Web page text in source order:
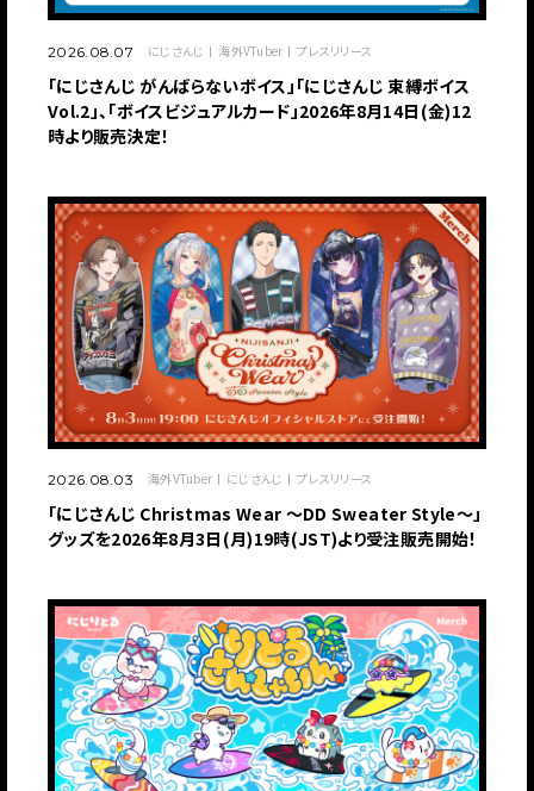
2026.08.07 にじさんじ 海外VTuber プレスリリース
「にじさんじ がんばらないボイス」「にじさんじ 束縛ボイス
Vol.2」、「ボイスビジュアルカード」2026年8月14日(金)12
時より販売決定！
2026.08.03 海外VTuber にじさんじ プレスリリース
「にじさんじ Christmas Wear 〜DD Sweater Style〜」
グッズを2026年8月3日(月)19時(JST)より受注販売開始！